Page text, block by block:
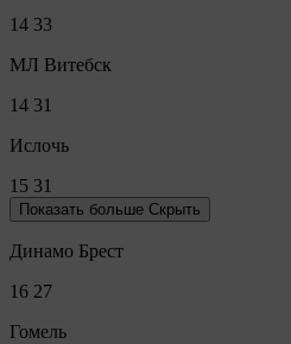
14 33
МЛ Витебск
14 31
Ислочь
15 31
Показать больше Скрыть
Динамо Брест
16 27
Гомель